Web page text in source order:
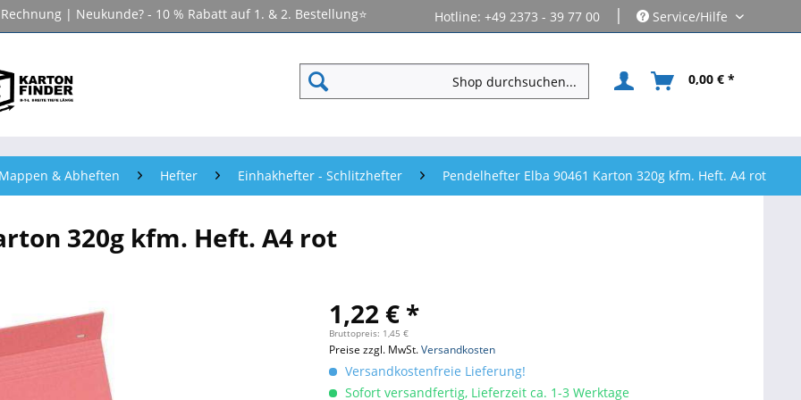
| Neukunde? - 10 % Rabatt auf 1. & 2. Bestellung⭐ Hotline: +49 2373 - 39 77 00 | Service/Hilfe
0,00 € *
& Abheften Hefter Einhakhefter - Schlitzhefter Pendelhefter Elba 90461 Karton 320g kfm. Heft. A4 rot
320g kfm. Heft. A4 rot
1,22 € *
Bruttopreis: 1,45 €
Preise zzgl. MwSt.Versandkosten
Versandkostenfreie Lieferung!
Sofort versandfertig, Lieferzeit ca. 1-3 Werktage